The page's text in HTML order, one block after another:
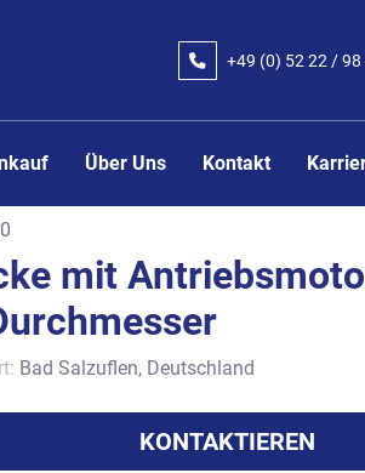
+49 (0) 52 22 / 98
Über Uns Kontakt
mit
Bad Salzuflen, Deutschland
KONTAKTIEREN